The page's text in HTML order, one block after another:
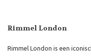
Rimmel London
Rimmel London is een